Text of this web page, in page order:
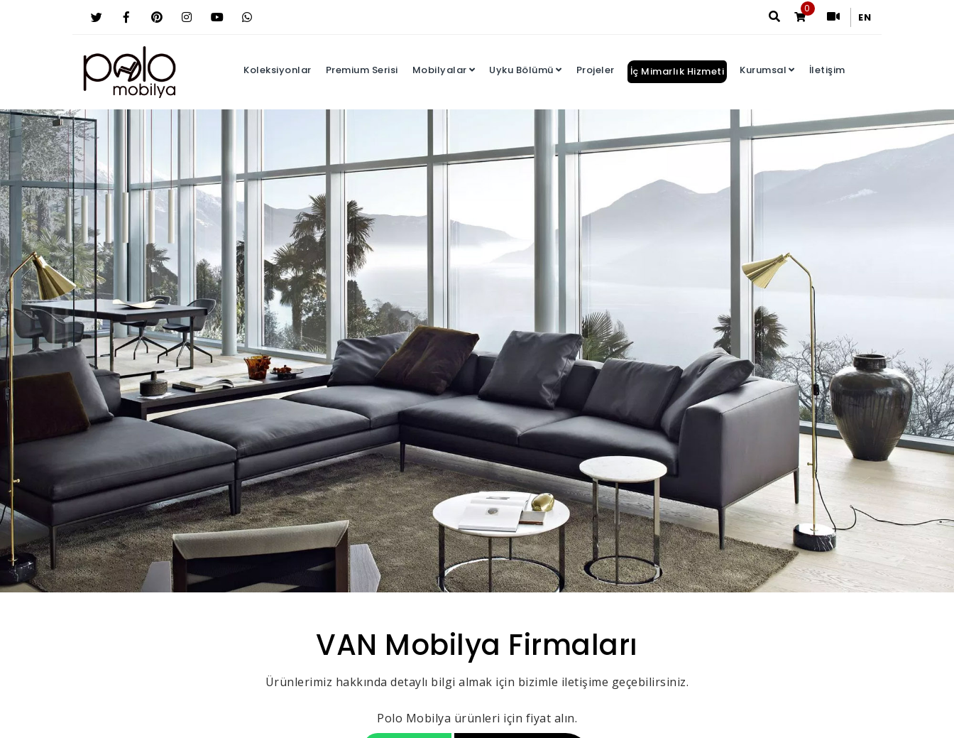
0
EN
Koleksiyonlar Premium Serisi Mobilyalar Uyku Bölümü Projeler İç Mimarlık Hizmeti Kurumsal İletişim
VAN Mobilya Firmaları
Ürünlerimiz hakkında detaylı bilgi almak için bizimle iletişime geçebilirsiniz.
Polo Mobilya ürünleri için fiyat alın.
Arama Sonuçları